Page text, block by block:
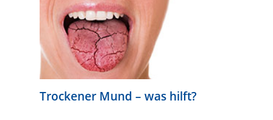
Trockener Mund – was hilft?